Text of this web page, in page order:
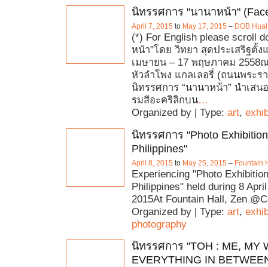
นิทรรศการ "นานาหน้า"
April 7, 2015 to May 17, 2015 – DOB
(*) For English please scroll
หน้า"โดย วิทยา สุดประเสริฐตั้ง
เมษายน – 17 พฤษภาคม 2558
หัวลำโพง แกลเลอรี่ (ถนนพระร
นิทรรศการ “นานาหน้า” นำเสน
รมสีอะคริลิกบน…
Organized by | Type: art,
นิทรรศการ "Photo
Philippines"
April 8, 2015 to May 25, 2015 – Fountain
Experiencing "Photo
Philippines" held during 8
2015At Fountain Hall, Zen
Organized by | Type: art,
photography
นิทรรศการ "TOH : ME, MY
EVERYTHING IN